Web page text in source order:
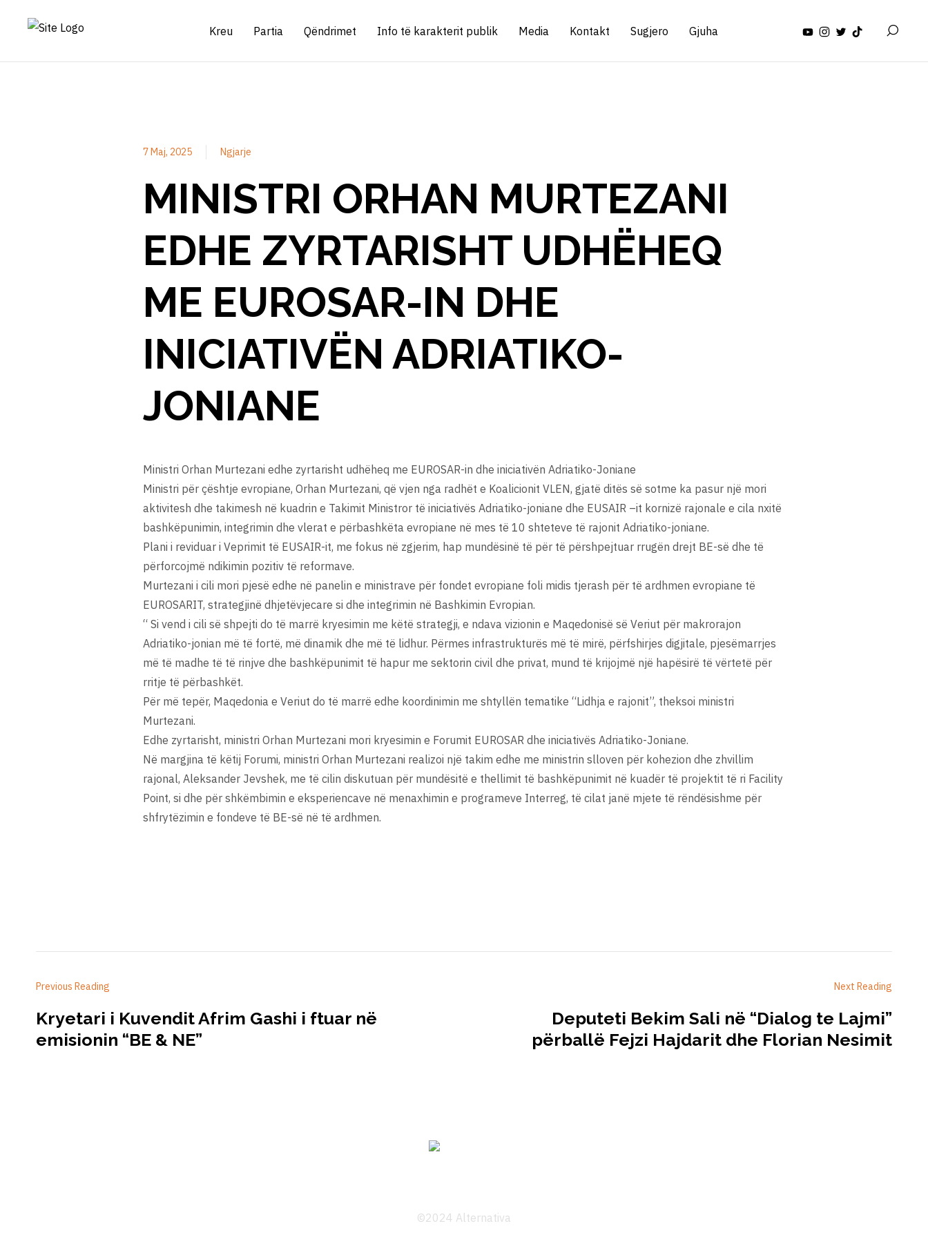
Kreu Partia Qëndrimet Info të karakterit publik Media Kontakt Sugjero Gjuha
7 Maj, 2025 Ngjarje
MINISTRI ORHAN MURTEZANI
EDHE ZYRTARISHT UDHËHEQ
ME EUROSAR-IN DHE
INICIATIVËN ADRIATIKO-
JONIANE
Ministri Orhan Murtezani edhe zyrtarisht udhëheq me EUROSAR-in dhe iniciativën Adriatiko-Joniane
Ministri për çështje evropiane, Orhan Murtezani, që vjen nga radhët e Koalicionit VLEN, gjatë ditës së sotme ka pasur një mori
aktivitesh dhe takimesh në kuadrin e Takimit Ministror të iniciativës Adriatiko-joniane dhe EUSAIR –it kornizë rajonale e cila nxitë
bashkëpunimin, integrimin dhe vlerat e përbashkëta evropiane në mes të 10 shteteve të rajonit Adriatiko-joniane.
Plani i reviduar i Veprimit të EUSAIR-it, me fokus në zgjerim, hap mundësinë të për të përshpejtuar rrugën drejt BE-së dhe të
përforcojmë ndikimin pozitiv të reformave.
Murtezani i cili mori pjesë edhe në panelin e ministrave për fondet evropiane foli midis tjerash për të ardhmen evropiane të
EUROSARIT, strategjinë dhjetëvjecare si dhe integrimin në Bashkimin Evropian.
“ Si vend i cili së shpejti do të marrë kryesimin me këtë strategji, e ndava vizionin e Maqedonisë së Veriut për makrorajon
Adriatiko-jonian më të fortë, më dinamik dhe më të lidhur. Përmes infrastrukturës më të mirë, përfshirjes digjitale, pjesëmarrjes
më të madhe të të rinjve dhe bashkëpunimit të hapur me sektorin civil dhe privat, mund të krijojmë një hapësirë të vërtetë për
rritje të përbashkët.
Për më tepër, Maqedonia e Veriut do të marrë edhe koordinimin me shtyllën tematike “Lidhja e rajonit”, theksoi ministri
Murtezani.
Edhe zyrtarisht, ministri Orhan Murtezani mori kryesimin e Forumit EUROSAR dhe iniciativës Adriatiko-Joniane.
Në margjina të këtij Forumi, ministri Orhan Murtezani realizoi një takim edhe me ministrin slloven për kohezion dhe zhvillim
rajonal, Aleksander Jevshek, me të cilin diskutuan për mundësitë e thellimit të bashkëpunimit në kuadër të projektit të ri Facility
Point, si dhe për shkëmbimin e eksperiencave në menaxhimin e programeve Interreg, të cilat janë mjete të rëndësishme për
shfrytëzimin e fondeve të BE-së në të ardhmen.
Previous Reading
Kryetari i Kuvendit Afrim Gashi i ftuar në
emisionin “BE & NE”
Next Reading
Deputeti Bekim Sali në “Dialog te Lajmi”
përballë Fejzi Hajdarit dhe Florian Nesimit
©2024 Alternativa